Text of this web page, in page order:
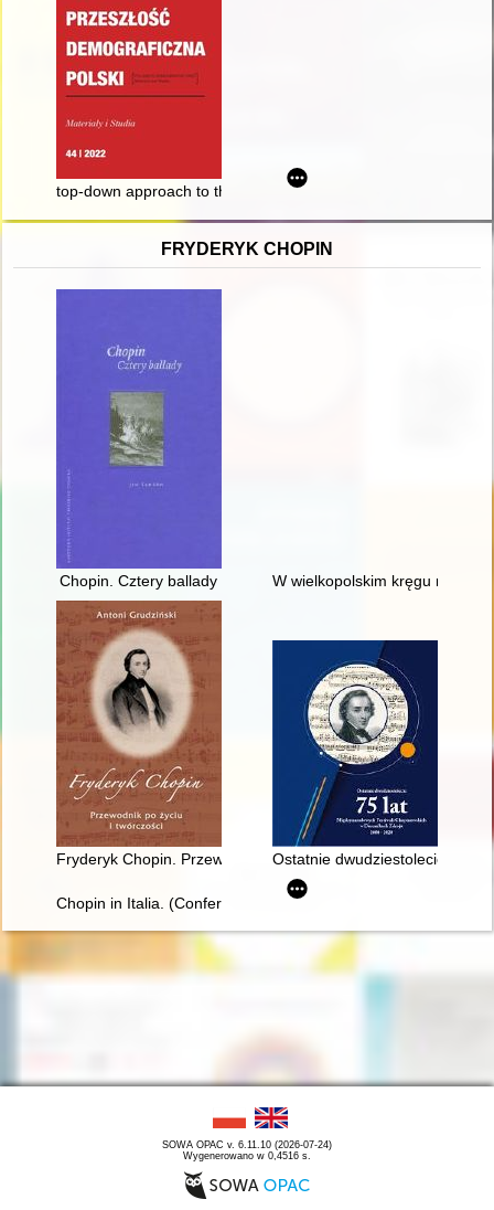
top-down approach to the historical demography of 18th-
FRYDERYK CHOPIN
Chopin. Cztery ballady W wielkopolskim kręgu rodziny
Fryderyk Chopin. Przewodnik po życiu i twórczości
Ostatnie dwudziestolecie : 75
Chopin in Italia. (Conferenze tenute nella Bibliotheca e
SOWA OPAC v. 6.11.10 (2026-07-24)
Wygenerowano w 0,4516 s.